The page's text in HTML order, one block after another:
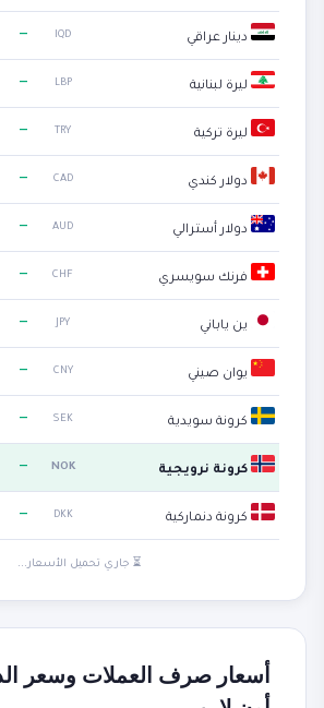
دينار عراقي IQD
—
ليرة لبنانية LBP
—
ليرة تركية TRY
—
دولار كندي CAD
—
دولار أسترالي AUD
—
فرنك سويسري CHF
—
ين ياباني JPY
—
يوان صيني CNY
—
كرونة سويدية SEK
—
كرونة نرويجية NOK
—
كرونة دنماركية DKK
—
⏳ جاري تحميل الأسعار...
أسعار صرف العملات وسعر